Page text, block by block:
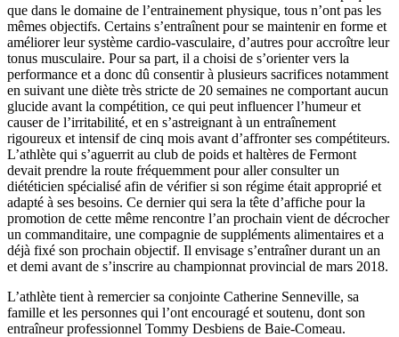
que dans le domaine de l’entrainement physique, tous n’ont pas les
mêmes objectifs. Certains s’entraînent pour se maintenir en forme et
améliorer leur système cardio-vasculaire, d’autres pour accroître leur
tonus musculaire. Pour sa part, il a choisi de s’orienter vers la
performance et a donc dû consentir à plusieurs sacrifices notamment
en suivant une diète très stricte de 20 semaines ne comportant aucun
glucide avant la compétition, ce qui peut influencer l’humeur et
causer de l’irritabilité, et en s’astreignant à un entraînement
rigoureux et intensif de cinq mois avant d’affronter ses compétiteurs.
L’athlète qui s’aguerrit au club de poids et haltères de Fermont
devait prendre la route fréquemment pour aller consulter un
diététicien spécialisé afin de vérifier si son régime était approprié et
adapté à ses besoins. Ce dernier qui sera la tête d’affiche pour la
promotion de cette même rencontre l’an prochain vient de décrocher
un commanditaire, une compagnie de suppléments alimentaires et a
déjà fixé son prochain objectif. Il envisage s’entraîner durant un an
et demi avant de s’inscrire au championnat provincial de mars 2018.
L’athlète tient à remercier sa conjointe Catherine Senneville, sa
famille et les personnes qui l’ont encouragé et soutenu, dont son
entraîneur professionnel Tommy Desbiens de Baie-Comeau.